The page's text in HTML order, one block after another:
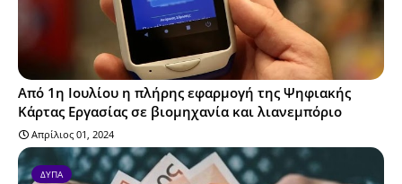
Από 1η Ιουλίου η πλήρης εφαρμογή της Ψηφιακής
Κάρτας Εργασίας σε βιομηχανία και λιανεμπόριο
Απρίλιος 01, 2024
ΔΥΠΑ